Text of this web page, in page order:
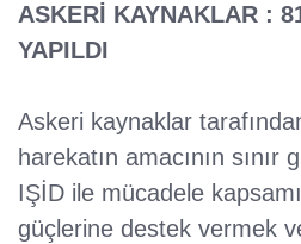
ASKERİ KAYNAKLAR :
YAPILDI
Askeri kaynaklar
harekatın amacının
IŞİD ile mücadele
güçlerine destek vermek